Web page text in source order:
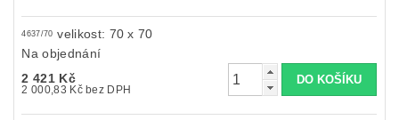
4637/70 velikost: 70 x 70
Na objednání
2 421 Kč
2 000,83 Kč bez DPH